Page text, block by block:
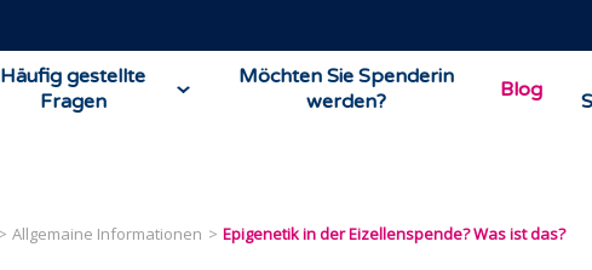
Häufig gestellte
Fragen
Möchten Sie Spenderin
werden?
Blog
Allgemaine Informationen Epigenetik in der Eizellenspende? Was ist das?